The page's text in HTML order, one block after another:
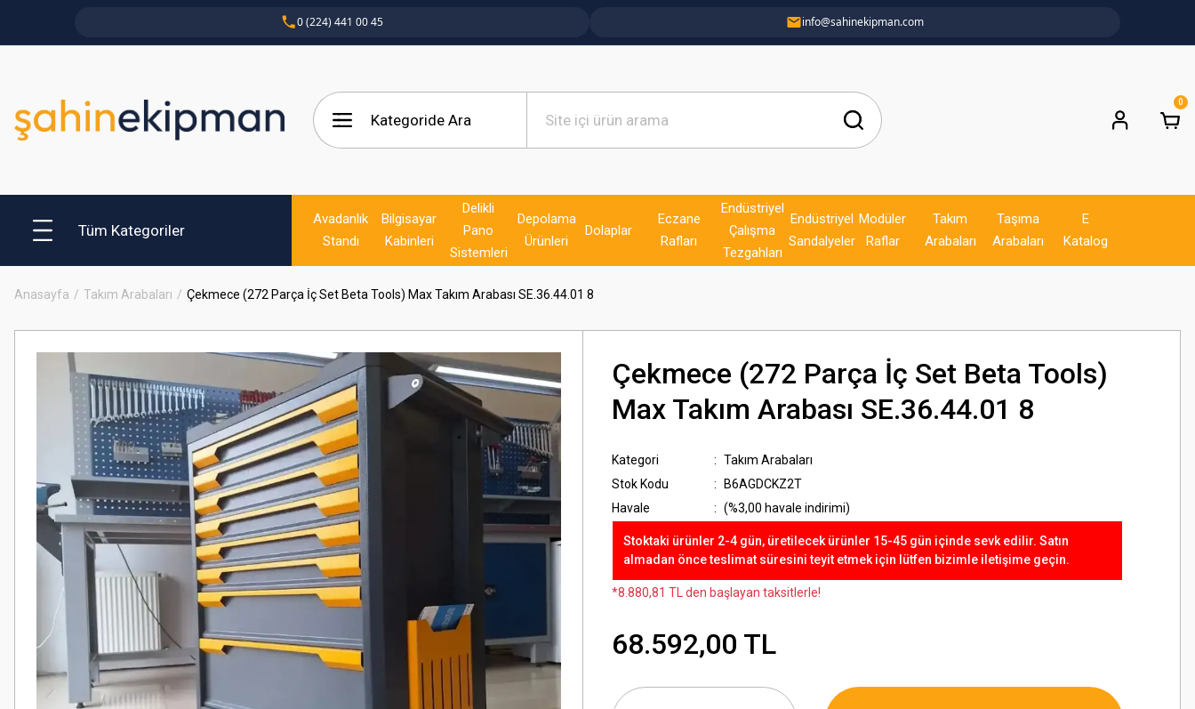
0 (224) 441 00 45 info@sahinekipman.com
0
Tüm Kategoriler
Avadanlık
Standı
Bilgisayar
Kabinleri
Delikli
Pano
Sistemleri
Depolama
Ürünleri
Dolaplar
Eczane
Rafları
Endüstriyel
Çalışma
Tezgahları
Endüstriyel
Sandalyeler
Modüler
Raflar
Takım
Arabaları
Taşıma
Arabaları
E
Katalog
Anasayfa Takım Arabaları Çekmece (272 Parça İç Set Beta Tools) Max Takım Arabası SE.36.44.01 8
Çekmece (272 Parça İç Set Beta Tools)
Max Takım Arabası SE.36.44.01 8
Kategori
Takım Arabaları
Stok Kodu
B6AGDCKZ2T
Havale
(%3,00 havale indirimi)
Stoktaki ürünler 2-4 gün, üretilecek ürünler 15-45 gün içinde sevk edilir. Satın
almadan önce teslimat süresini teyit etmek için lütfen bizimle iletişime geçin.
*8.880,81 TL den başlayan taksitlerle!
68.592,00 TL